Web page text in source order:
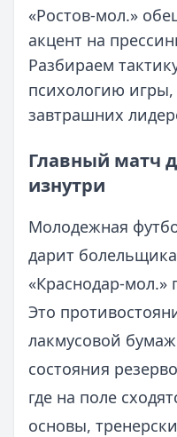
«Ростов-мол.»
акцент на
Разбираем
психологию
завтрашних
Главный матч
изнутри
Молодежная
дарит
«Краснодар-мол.»
Это
лакмусовой
состояния
где на поле
основы,